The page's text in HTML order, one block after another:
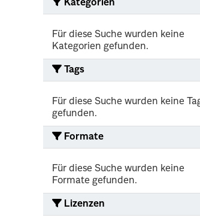
Kategorien
Für diese Suche wurden keine
Kategorien gefunden.
Tags
Für diese Suche wurden keine
gefunden.
Formate
Für diese Suche wurden keine
Formate gefunden.
Lizenzen